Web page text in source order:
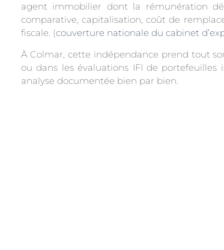
agent immobilier dont la rémunération
comparative, capitalisation, coût de
fiscale. (couverture nationale du cabinet
À Colmar, cette indépendance prend tout
ou dans les évaluations IFI de
analyse documentée bien par bien.